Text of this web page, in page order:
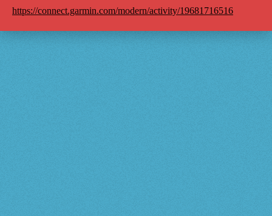
https://connect.garmin.com/modern/activity/19681716516